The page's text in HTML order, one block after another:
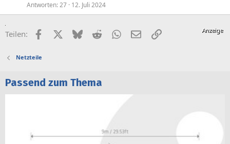
Antworten 27 12. Juli 2024
Teilen: FacebookX (Twitter)
BlueskyRedditWhatsApp
E-MailLink
Netzteile
Passend zum Thema